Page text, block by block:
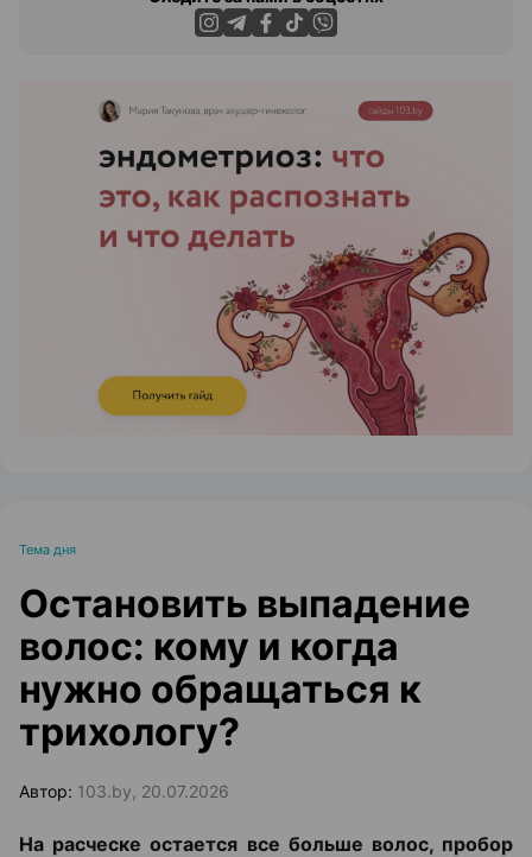
ЭФФЕКТИВНАЯ РЕКЛАМА НА САЙТЕ
Тема дня
Остановить выпадение
волос: кому и когда
нужно обращаться к
трихологу?
Автор: 103.by, 20.07.2026
На расческе остается все больше волос, пробор